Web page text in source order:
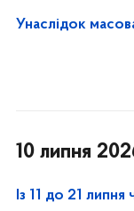
Унаслідок
10 липня
Із 11 до 21